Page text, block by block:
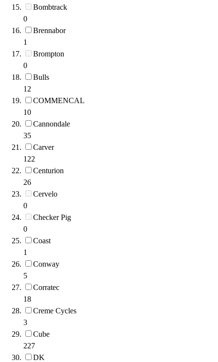
Bombtrack
0
Brennabor
1
Brompton
0
Bulls
12
COMMENCAL
10
Cannondale
35
Carver
122
Centurion
26
Cervelo
0
Checker Pig
0
Coast
1
Conway
5
Corratec
18
Creme Cycles
3
Cube
227
DK